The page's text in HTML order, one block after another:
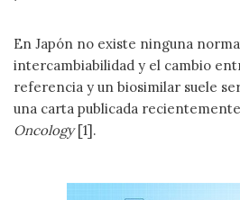
En Japón no existe ninguna
intercambiabilidad y el cambio
referencia y un biosimilar suele
una carta publicada
Oncology[1].